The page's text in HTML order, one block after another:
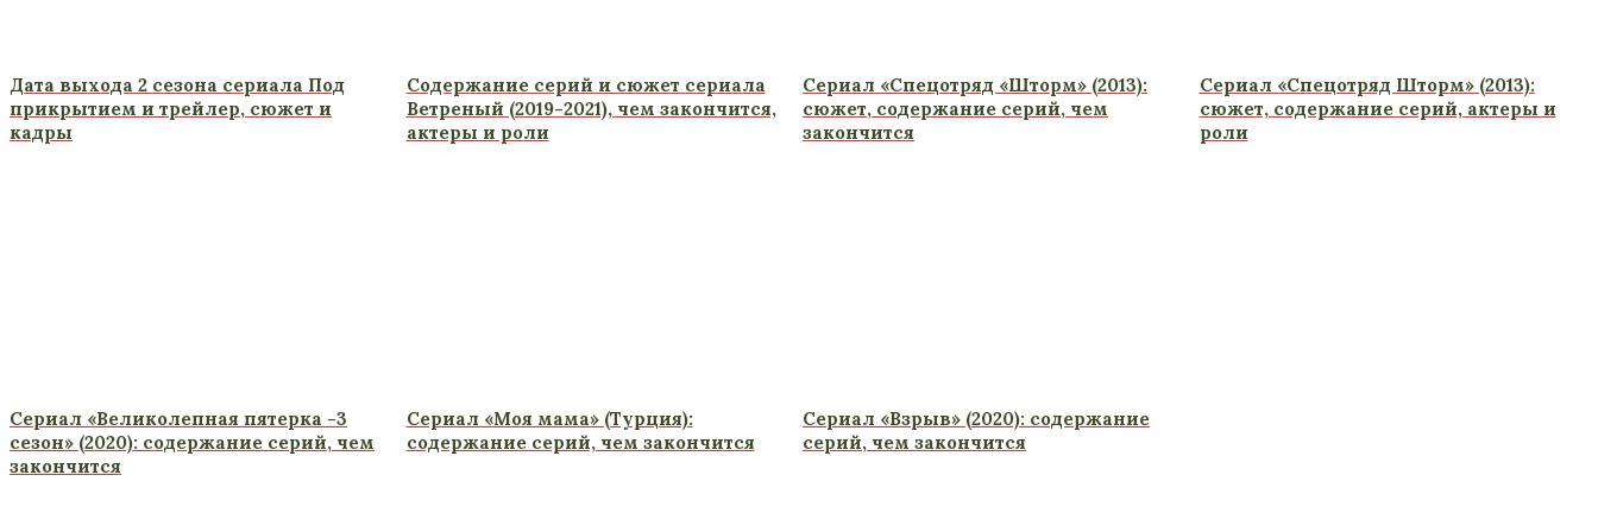
Дата выхода 2 сезона сериала Под
прикрытием и трейлер, сюжет и
кадры
Содержание серий и сюжет сериала
Ветреный (2019-2021), чем закончится,
актеры и роли
Сериал «Спецотряд «Шторм» (2013):
сюжет, содержание серий, чем
закончится
Сериал «Спецотряд Шторм» (2013):
сюжет, содержание серий, актеры и
роли
Сериал «Великолепная пятерка -3
сезон» (2020): содержание серий, чем
закончится
Сериал «Моя мама» (Турция):
содержание серий, чем закончится
Сериал «Взрыв» (2020): содержание
серий, чем закончится